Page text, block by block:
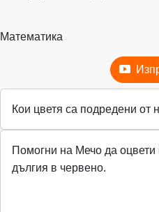
Математика
Кои цветя са подредени от
Помогни на Мечо да
дългия в червено.